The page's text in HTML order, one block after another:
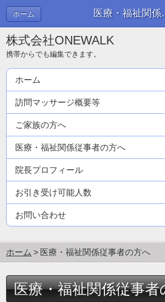
医療
ホーム
株式会社ONEWALK
携帯からでも編集できます。
ホーム
訪問マッサージ概要等
ご家族の方へ
医療・福祉関係従事者の方へ
院長プロフィール
お引き受け可能人数
お問い合わせ
ホーム 医療・福祉関係従事者の方へ
医療・福祉関係従事者